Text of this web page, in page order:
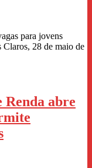
para jovens
28 de maio de
Renda abre